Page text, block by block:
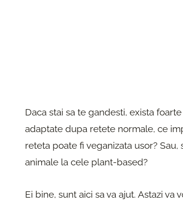
Daca stai sa te gandesti, exista
adaptate dupa retete normale, ce
reteta poate fi veganizata usor?
animale la cele plant-based?
Ei bine, sunt aici sa va ajut. Astazi